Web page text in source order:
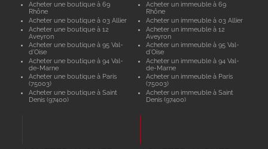
Acheter une boutique à 69
Rhône
Acheter une boutique à 03 Allier
Acheter une boutique à 12
Aveyron
Acheter une boutique à 95 Val-
d'Oise
Acheter une boutique à 94 Val-
de-Marne
Acheter une boutique à Paris
(75003)
Acheter une boutique à Saint
Denis (97400)
Acheter un immeuble à 69
Rhône
Acheter un immeuble à 03 Allier
Acheter un immeuble à 12
Aveyron
Acheter un immeuble à 95 Val-
d'Oise
Acheter un immeuble à 94 Val-
de-Marne
Acheter un immeuble à Paris
(75003)
Acheter un immeuble à Saint
Denis (97400)